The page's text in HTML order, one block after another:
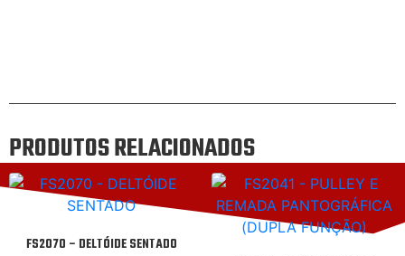
PRODUTOS RELACIONADOS
FS2070 – DELTÓIDE SENTADO